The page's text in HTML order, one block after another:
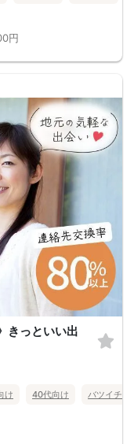
円
きっといい出
け 40代向け バツイチ・